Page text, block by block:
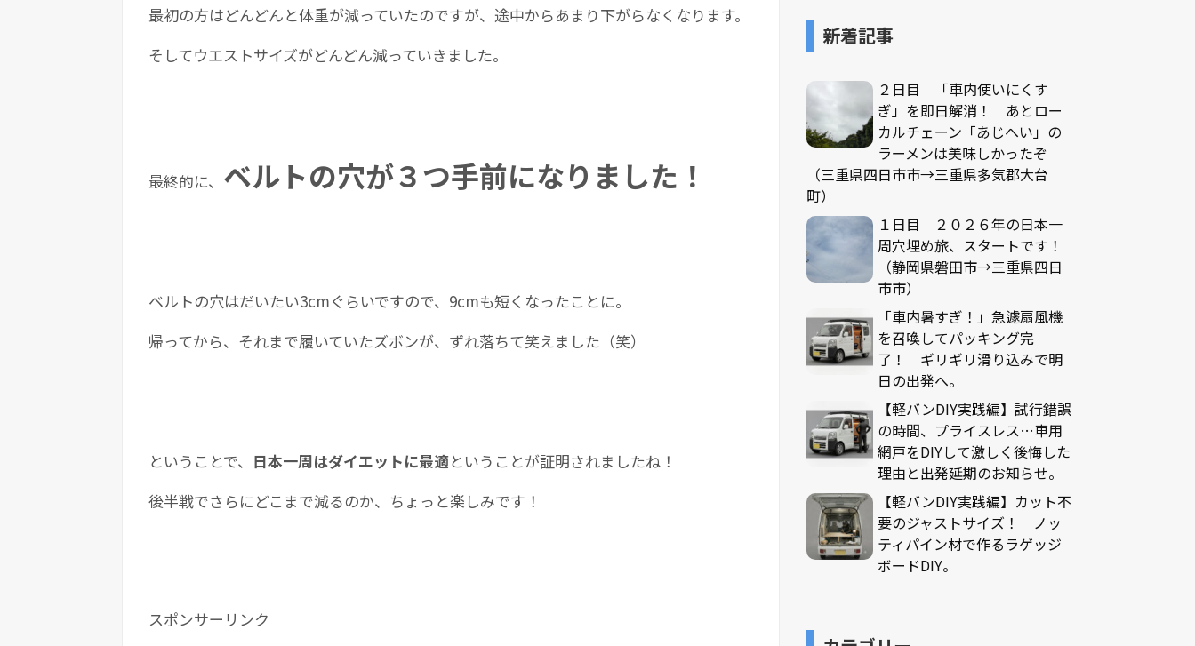
最初の方はどんどんと体重が減っていたのですが、途中からあまり下がらなくなります。
そしてウエストサイズがどんどん減っていきました。
最終的に、 ベルトの穴が３つ手前になりました！
ベルトの穴はだいたい3cmぐらいですので、9cmも短くなったことに。
帰ってから、それまで履いていたズボンが、ずれ落ちて笑えました（笑）
ということで、 日本一周はダイエットに最適ということが証明されましたね！
後半戦でさらにどこまで減るのか、ちょっと楽しみです！
スポンサーリンク
新着記事
２日目 「車内使いにくす
ぎ」を即日解消！ あとロー
カルチェーン「あじへい」の
ラーメンは美味しかったぞ
（三重県四日市市→三重県多気郡大台
町）
１日目 ２０２６年の日本一
周穴埋め旅、スタートです！
（静岡県磐田市→三重県四日
市市）
「車内暑すぎ！」急遽扇風機
を召喚してパッキング完
了！ ギリギリ滑り込みで明
日の出発へ。
【軽バンDIY実践編】試行錯誤
の時間、プライスレス…車用
網戸をDIYして激しく後悔した
理由と出発延期のお知らせ。
【軽バンDIY実践編】カット不
要のジャストサイズ！ ノッ
ティパイン材で作るラゲッジ
ボードDIY。